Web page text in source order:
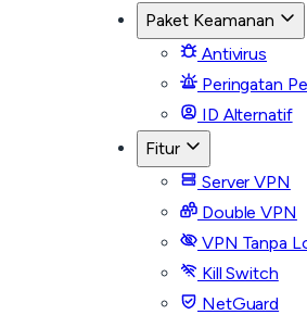
Paket Keamanan
Antivirus
Peringatan
ID Alternatif
Fitur
Server VPN
Double VPN
VPN Tanpa
Kill Switch
NetGuard